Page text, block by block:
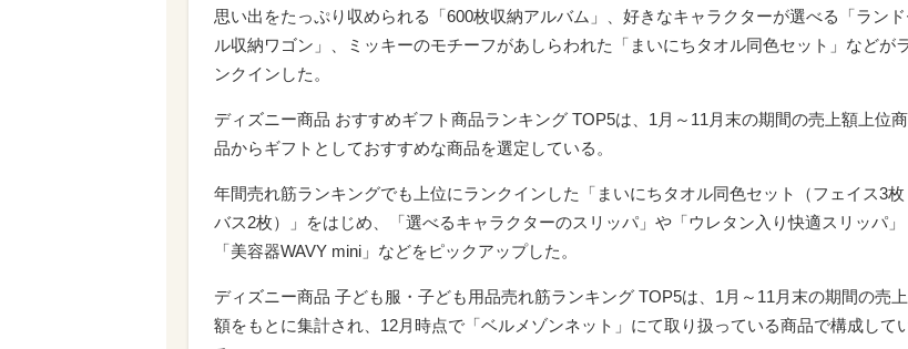
思い出をたっぷり収められる「600枚収納アルバム」、好きなキャラクターが選べる「ランド
ル収納ワゴン」、ミッキーのモチーフがあしらわれた「まいにちタオル同色セット」などが
ンクインした。
ディズニー商品 おすすめギフト商品ランキング TOP5は、1月～11月末の期間の売上額上位商
品からギフトとしておすすめな商品を選定している。
年間売れ筋ランキングでも上位にランクインした「まいにちタオル同色セット（フェイス3枚
バス2枚）」をはじめ、「選べるキャラクターのスリッパ」や「ウレタン入り快適スリッパ」
「美容器WAVY mini」などをピックアップした。
ディズニー商品 子ども服・子ども用品売れ筋ランキング TOP5は、1月～11月末の期間の売上
額をもとに集計され、12月時点で「ベルメゾンネット」にて取り扱っている商品で構成して